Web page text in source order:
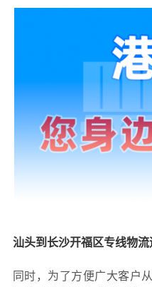
汕头到长沙开福区专线物流
同时，为了方便广大客户